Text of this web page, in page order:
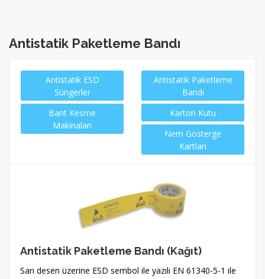
Antistatik Paketleme Bandı
Antistatik ESD
Süngerler
Antistatik Paketleme
Bandı
Bant Kesme
Makinaları
Karton Kutu
Nem Gösterge
Kartları
Antistatik Paketleme Bandı (Kağıt)
Sarı desen üzerine ESD sembol ile yazılı EN 61340-5-1 ile